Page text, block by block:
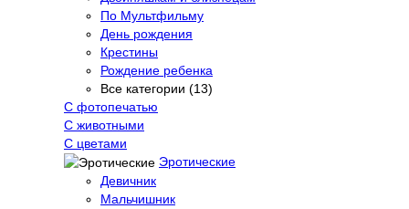
По Мультфильму
День рождения
Крестины
Рождение ребенка
Все категории (13)
С фотопечатью
C животными
С цветами
Эротические
Девичник
Мальчишник